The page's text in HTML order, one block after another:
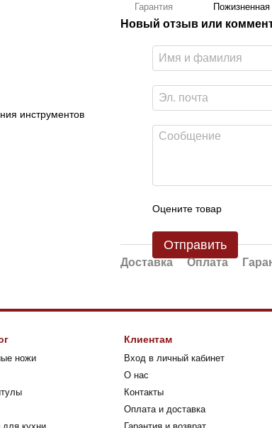
инструментов
Гарантия Пожизненная
Новый отзыв или
Оцените товар
Отправить
Доставка Оплата
ножи
Клиентам
Вход в личный кабинет
О нас
Контакты
Оплата и доставка